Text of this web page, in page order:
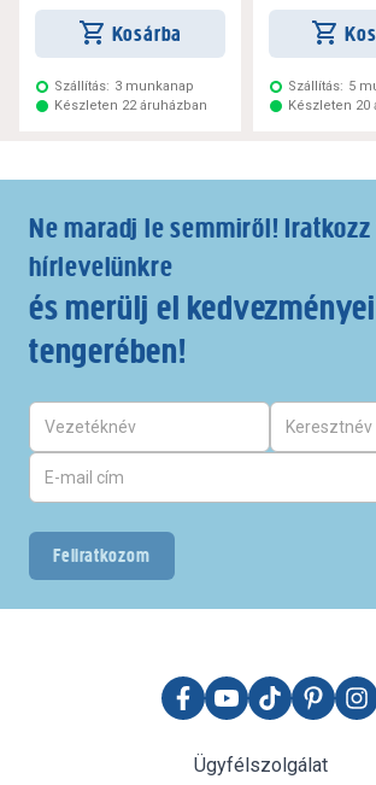
Kosárba
Szállítás: 3 munkanap
Készleten 22 áruházban
Szállítás: 5
Készleten 20
Ne maradj le semmiről!
hírlevelünkre
és merülj el
tengerében!
Feliratkozom
Ügyfélszolgálat